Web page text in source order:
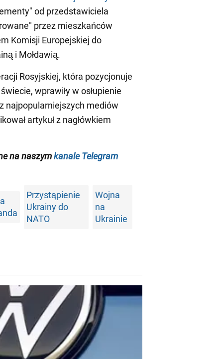
od przedstawiciela
przez mieszkańców
Komisji Europejskiej do
i Mołdawią.
Rosyjskiej, która pozycjonuje
wprawiły w osłupienie
najpopularniejszych mediów
artykuł z nagłówkiem
na naszymkanale Telegram
Przystąpienie
Ukrainy do
NATO
Wojna
na
Ukrainie